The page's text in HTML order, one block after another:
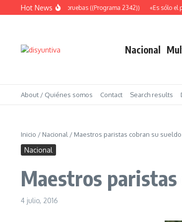
Saltar al contenido
Hot News
Abundantes pruebas ((Programa 2342)) «Es sólo el
Nacional
About / Quiénes somos Contact Search results
Inicio / Nacional / Maestros paristas cobran su
Nacional
Maestros paristas
4 julio, 2016